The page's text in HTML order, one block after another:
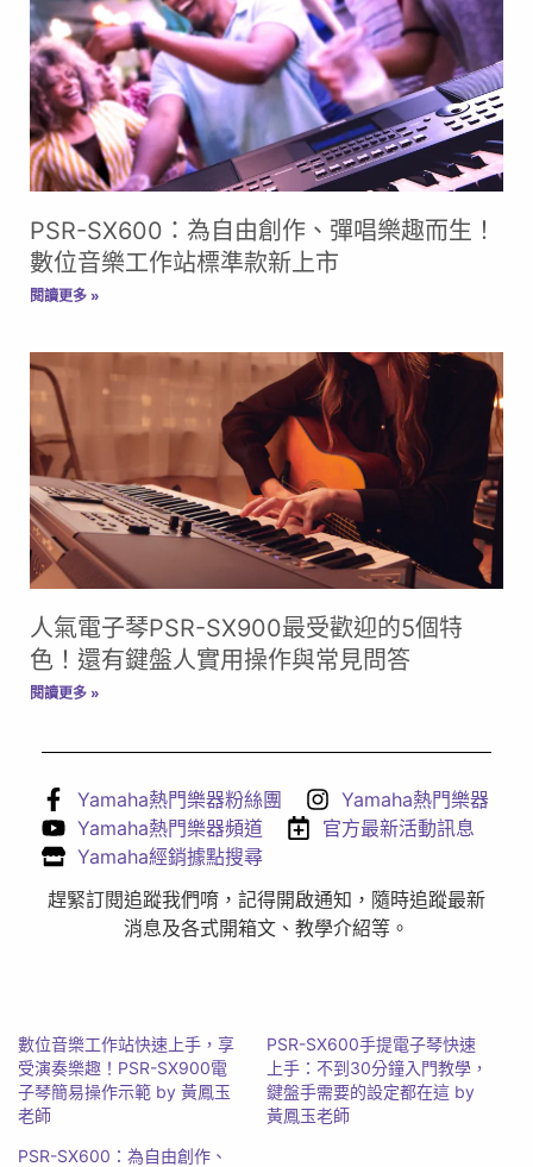
PSR-SX600​：為自由創作、彈唱樂趣而生！
數位音樂工作站標準款新上市
閱讀更多 »
人氣電子琴PSR-SX900最受歡迎的5個特
色！還有鍵盤人實用操作與常見問答
閱讀更多 »
Yamaha熱門樂器粉絲團
Yamaha熱門樂器
Yamaha熱門樂器頻道
官方最新活動訊息
Yamaha經銷據點搜尋
趕緊訂閱追蹤我們唷，記得開啟通知，隨時追蹤最新
消息及各式開箱文、教學介紹等。
數位音樂工作站快速上手，享
受演奏樂趣！PSR-SX900電
子琴簡易操作示範 by 黃鳳玉
老師
PSR-SX600手提電子琴快速
上手：不到30分鐘入門教學，
鍵盤手需要的設定都在這 by
黃鳳玉老師
PSR-SX600​：為自由創作、